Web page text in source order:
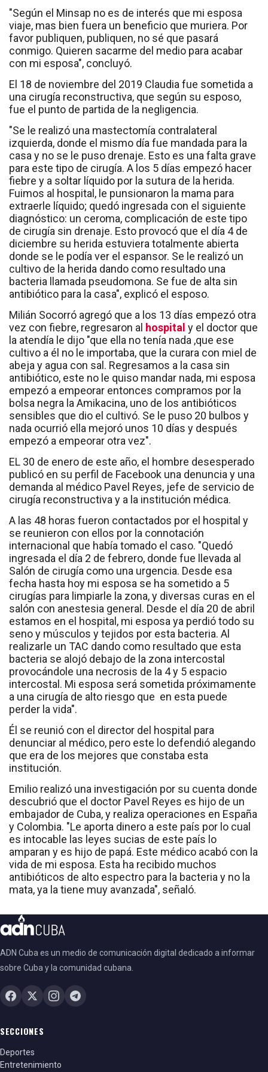
"Según el Minsap no es de interés que mi esposa
viaje, mas bien fuera un beneficio que muriera. Por
favor publiquen, publiquen, no sé que pasará
conmigo. Quieren sacarme del medio para acabar
con mi esposa", concluyó.
El 18 de noviembre del 2019 Claudia fue sometida a
una cirugía reconstructiva, que según su esposo,
fue el punto de partida de la negligencia.
"Se le realizó una mastectomía contralateral
izquierda, donde el mismo día fue mandada para la
casa y no se le puso drenaje. Esto es una falta grave
para este tipo de cirugía. A los 5 días empezó hacer
fiebre y a soltar líquido por la sutura de la herida.
Fuimos al hospital, le punsionaron la mama para
extraerle líquido; quedó ingresada con el siguiente
diagnóstico: un ceroma, complicación de este tipo
de cirugía sin drenaje. Esto provocó que el día 4 de
diciembre su herida estuviera totalmente abierta
donde se le podía ver el espansor. Se le realizó un
cultivo de la herida dando como resultado una
bacteria llamada pseudomona. Se fue de alta sin
antibiótico para la casa", explicó el esposo.
Milián Socorró agregó que a los 13 días empezó otra
vez con fiebre, regresaron al hospital y el doctor que
la atendía le dijo "que ella no tenía nada ,que ese
cultivo a él no le importaba, que la curara con miel de
abeja y agua con sal. Regresamos a la casa sin
antibiótico, este no le quiso mandar nada, mi esposa
empezó a empeorar entonces compramos por la
bolsa negra la Amikacina, uno de los antibióticos
sensibles que dio el cultivó. Se le puso 20 bulbos y
nada ocurrió ella mejoró unos 10 días y después
empezó a empeorar otra vez".
EL 30 de enero de este año, el hombre desesperado
publicó en su perfil de Facebook una denuncia y una
demanda al médico Pavel Reyes, jefe de servicio de
cirugía reconstructiva y a la institución médica.
A las 48 horas fueron contactados por el hospital y
se reunieron con ellos por la connotación
internacional que había tomado el caso. "Quedó
ingresada el día 2 de febrero, donde fue llevada al
Salón de cirugía como una urgencia. Desde esa
fecha hasta hoy mi esposa se ha sometido a 5
cirugías para limpiarle la zona, y diversas curas en el
salón con anestesia general. Desde el día 20 de abril
estamos en el hospital, mi esposa ya perdió todo su
seno y músculos y tejidos por esta bacteria. Al
realizarle un TAC dando como resultado que esta
bacteria se alojó debajo de la zona intercostal
provocándole una necrosis de la 4 y 5 espacio
intercostal. Mi esposa será sometida próximamente
a una cirugía de alto riesgo que en esta puede
perder la vida".
Él se reunió con el director del hospital para
denunciar al médico, pero este lo defendió alegando
que era de los mejores que constaba esta
institución.
Emilio realizó una investigación por su cuenta donde
descubrió que el doctor Pavel Reyes es hijo de un
embajador de Cuba, y realiza operaciones en España
y Colombia. "Le aporta dinero a este país por lo cual
es intocable las leyes sucias de este país lo
amparan y es hijo de papá. Este médico acabó con la
vida de mi esposa. Esta ha recibido muchos
antibióticos de alto espectro para la bacteria y no la
mata, ya la tiene muy avanzada", señaló.
ADN Cuba es un medio de comunicación digital dedicado a informar
sobre Cuba y la comunidad cubana.
SECCIONES
Deportes
Entretenimiento